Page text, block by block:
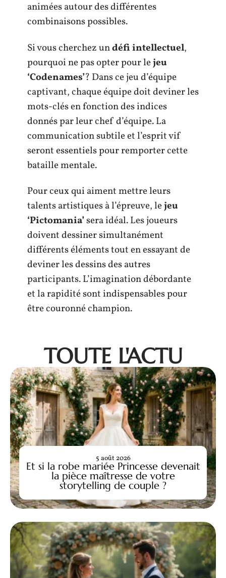
animées autour des différentes
combinaisons possibles.
Si vous cherchez undéfi intellectuel,
pourquoi ne pas opter pour lejeu
‘Codenames’? Dans ce jeu d’équipe
captivant, chaque équipe doit deviner les
mots-clés en fonction des indices
donnés par leur chef d’équipe. La
communication subtile et l’esprit vif
seront essentiels pour remporter cette
bataille mentale.
Pour ceux qui aiment mettre leurs
talents artistiques à l’épreuve, lejeu
‘Pictomania’sera idéal. Les joueurs
doivent dessiner simultanément
différents éléments tout en essayant de
deviner les dessins des autres
participants. L’imagination débordante
et la rapidité sont indispensables pour
être couronné champion.
TOUTE L'ACTU
Et si la robe mariée Princesse devenait
la pièce maîtresse de votre
storytelling de couple ?
5 août 2026